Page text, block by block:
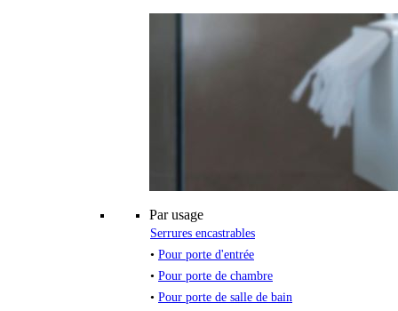
Par usage
Serrures encastrables
• Pour porte d'entrée
• Pour porte de chambre
• Pour porte de salle de bain